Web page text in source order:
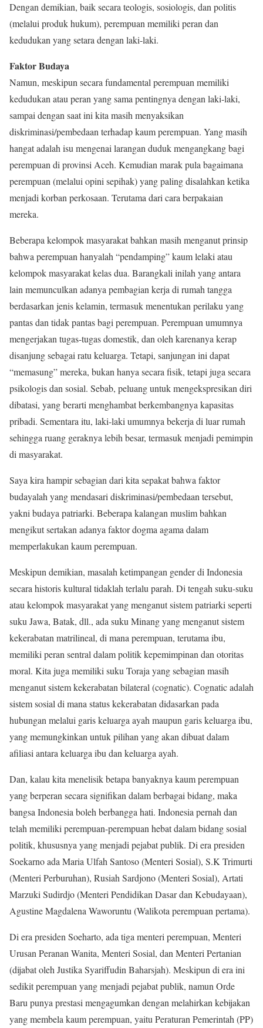
Dengan demikian, baik secara teologis, sosiologis, dan politis
(melalui produk hukum), perempuan memiliki peran dan
kedudukan yang setara dengan laki-laki.
Faktor Budaya
Namun, meskipun secara fundamental perempuan memiliki
kedudukan atau peran yang sama pentingnya dengan laki-laki,
sampai dengan saat ini kita masih menyaksikan
diskriminasi/pembedaan terhadap kaum perempuan. Yang masih
hangat adalah isu mengenai larangan duduk mengangkang bagi
perempuan di provinsi Aceh. Kemudian marak pula bagaimana
perempuan (melalui opini sepihak) yang paling disalahkan ketika
menjadi korban perkosaan. Terutama dari cara berpakaian
mereka.
Beberapa kelompok masyarakat bahkan masih menganut prinsip
bahwa perempuan hanyalah “pendamping” kaum lelaki atau
kelompok masyarakat kelas dua. Barangkali inilah yang antara
lain memunculkan adanya pembagian kerja di rumah tangga
berdasarkan jenis kelamin, termasuk menentukan perilaku yang
pantas dan tidak pantas bagi perempuan. Perempuan umumnya
mengerjakan tugas-tugas domestik, dan oleh karenanya kerap
disanjung sebagai ratu keluarga. Tetapi, sanjungan ini dapat
“memasung” mereka, bukan hanya secara fisik, tetapi juga secara
psikologis dan sosial. Sebab, peluang untuk mengekspresikan diri
dibatasi, yang berarti menghambat berkembangnya kapasitas
pribadi. Sementara itu, laki-laki umumnya bekerja di luar rumah
sehingga ruang geraknya lebih besar, termasuk menjadi pemimpin
di masyarakat.
Saya kira hampir sebagian dari kita sepakat bahwa faktor
budayalah yang mendasari diskriminasi/pembedaan tersebut,
yakni budaya patriarki. Beberapa kalangan muslim bahkan
mengikut sertakan adanya faktor dogma agama dalam
memperlakukan kaum perempuan.
Meskipun demikian, masalah ketimpangan gender di Indonesia
secara historis kultural tidaklah terlalu parah. Di tengah suku-suku
atau kelompok masyarakat yang menganut sistem patriarki seperti
suku Jawa, Batak, dll., ada suku Minang yang menganut sistem
kekerabatan matrilineal, di mana perempuan, terutama ibu,
memiliki peran sentral dalam politik kepemimpinan dan otoritas
moral. Kita juga memiliki suku Toraja yang sebagian masih
menganut sistem kekerabatan bilateral (cognatic). Cognatic adalah
sistem sosial di mana status kekerabatan didasarkan pada
hubungan melalui garis keluarga ayah maupun garis keluarga ibu,
yang memungkinkan untuk pilihan yang akan dibuat dalam
afiliasi antara keluarga ibu dan keluarga ayah.
Dan, kalau kita menelisik betapa banyaknya kaum perempuan
yang berperan secara signifikan dalam berbagai bidang, maka
bangsa Indonesia boleh berbangga hati. Indonesia pernah dan
telah memiliki perempuan-perempuan hebat dalam bidang sosial
politik, khususnya yang menjadi pejabat publik. Di era presiden
Soekarno ada Maria Ulfah Santoso (Menteri Sosial), S.K Trimurti
(Menteri Perburuhan), Rusiah Sardjono (Menteri Sosial), Artati
Marzuki Sudirdjo (Menteri Pendidikan Dasar dan Kebudayaan),
Agustine Magdalena Waworuntu (Walikota perempuan pertama).
Di era presiden Soeharto, ada tiga menteri perempuan, Menteri
Urusan Peranan Wanita, Menteri Sosial, dan Menteri Pertanian
(dijabat oleh Justika Syariffudin Baharsjah). Meskipun di era ini
sedikit perempuan yang menjadi pejabat publik, namun Orde
Baru punya prestasi mengagumkan dengan melahirkan kebijakan
yang membela kaum perempuan, yaitu Peraturan Pemerintah (PP)